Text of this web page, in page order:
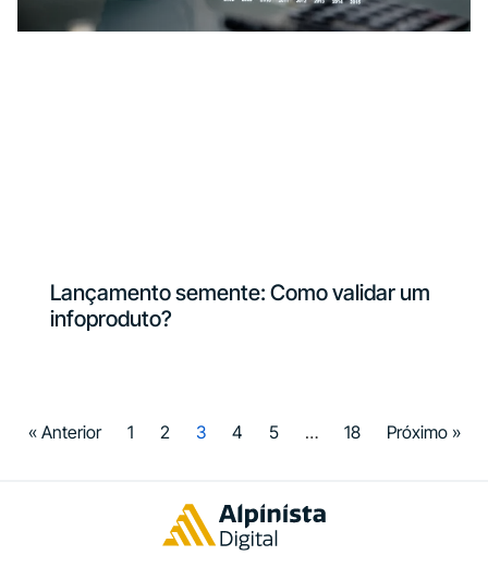
Lançamento semente: Como validar um
infoproduto?
« Anterior 1 2 3 4 5 … 18 Próximo »